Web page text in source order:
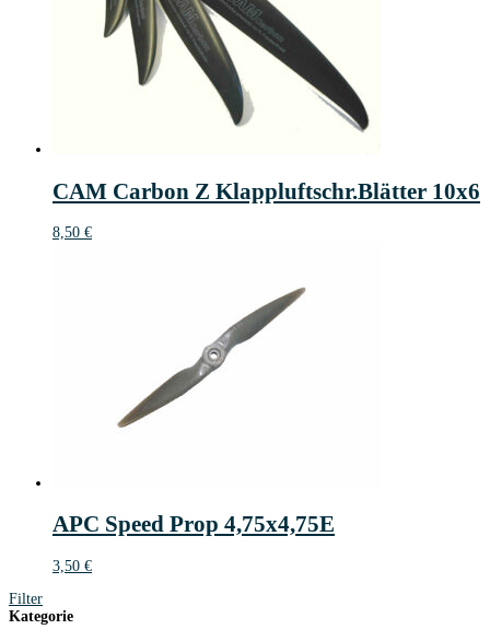
CAM Carbon Z Klappluftschr.Blätter 10x6
8,50 €
APC Speed Prop 4,75x4,75E
3,50 €
Filter
Kategorie